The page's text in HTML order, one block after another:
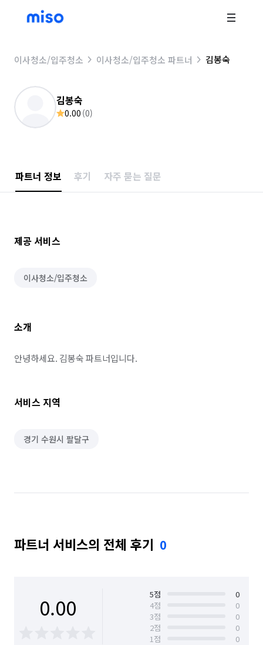
이사청소/입주청소 이사청소/입주청소 파트너 김봉숙
김봉숙
0.00 (0)
파트너 정보 후기 자주 묻는 질문
제공 서비스
이사청소/입주청소
소개
안녕하세요. 김봉숙 파트너입니다.
서비스 지역
경기 수원시 팔달구
파트너 서비스의 전체 후기 0
0.00 5점
0
4점
0
3점
0
2점
0
1점
0